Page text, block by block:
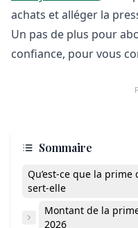
achats et alléger la
Un pas de plus pour
confiance, pour vous
Sommaire
Qu’est-ce que la
sert-elle
Montant de la
2026